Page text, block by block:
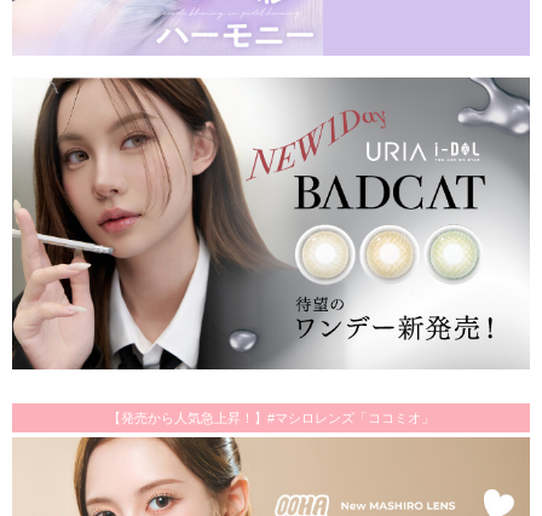
【発売から人気急上昇！】#マシロレンズ「ココミオ」